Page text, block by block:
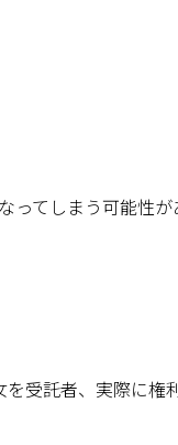
てしまう可能性
受託者、実際に